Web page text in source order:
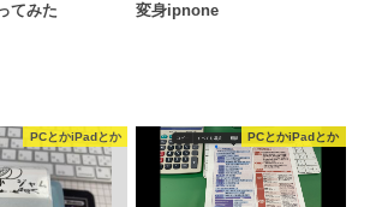
てみた
変身ipnone
PCとかiPadとか PCとかiPadとか